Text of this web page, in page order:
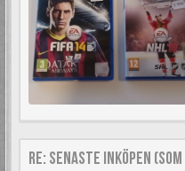
Re: Senaste inköpen